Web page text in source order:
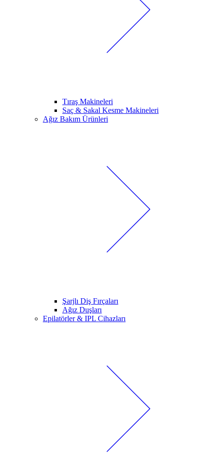
Tıraş Makineleri
Saç & Sakal Kesme Makineleri
Ağız Bakım Ürünleri
Şarjlı Diş Fırçaları
Ağız Duşları
Epilatörler & IPL Cihazları